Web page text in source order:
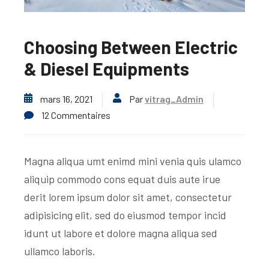
Choosing Between Electric
& Diesel Equipments
mars 16, 2021 Parvitrag_Admin
12 Commentaires
Magna aliqua umt enimd mini venia quis ulamco
aliquip commodo cons equat duis aute irue
derit lorem ipsum dolor sit amet, consectetur
adipisicing elit, sed do eiusmod tempor incid
idunt ut labore et dolore magna aliqua sed
ullamco laboris.